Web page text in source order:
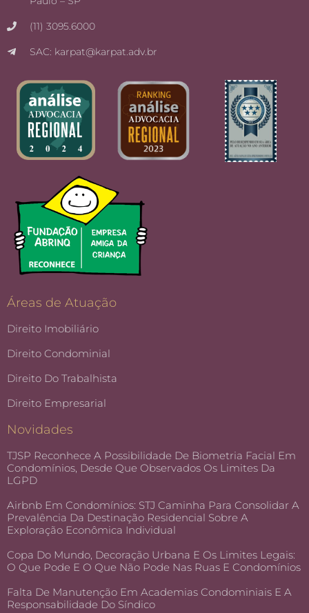
(11) 3095.6000
SAC: karpat@karpat.adv.br
Áreas de Atuação
Direito Imobiliário
Direito Condominial
Direito Do Trabalhista
Direito Empresarial
Novidades
TJSP Reconhece A Possibilidade De Biometria Facial Em
Condomínios, Desde Que Observados Os Limites Da
LGPD
Airbnb Em Condomínios: STJ Caminha Para Consolidar A
Prevalência Da Destinação Residencial Sobre A
Exploração Econômica Individual
Copa Do Mundo, Decoração Urbana E Os Limites Legais:
O Que Pode E O Que Não Pode Nas Ruas E Condomínios
Falta De Manutenção Em Academias Condominiais E A
Responsabilidade Do Síndico